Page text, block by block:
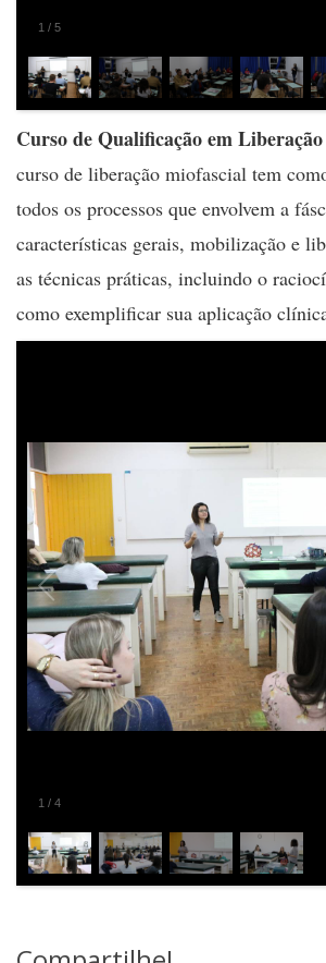
2 / 5
Curso de Qualificação em
curso de liberação miofascial tem
todos os processos que envolvem a
características gerais, mobilização e
as técnicas práticas, incluindo o
como exemplificar sua aplicação
2 / 4